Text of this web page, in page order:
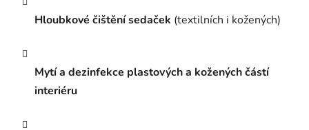
Hloubkové čištění sedaček (textilních i kožených)
Mytí a dezinfekce plastových a kožených částí
interiéru